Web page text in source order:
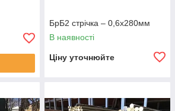
БрБ2 стрічка – 0,6х280мм
В наявності
Ціну уточнюйте